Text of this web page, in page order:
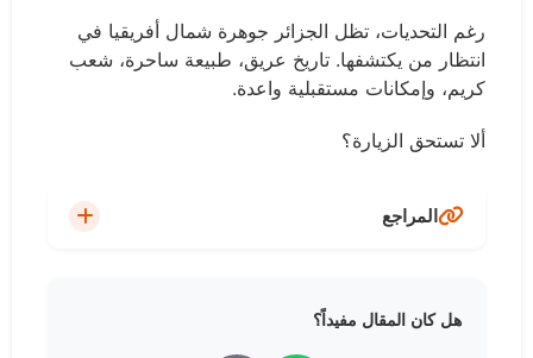
رغم التحديات، تظل الجزائر جوهرة شمال أفريقيا في
انتظار من يكتشفها. تاريخ عريق، طبيعة ساحرة، شعب
كريم، وإمكانات مستقبلية واعدة.
ألا تستحق الزيارة؟
المراجع
مواقع التراث العالمي في الجزائر
هل كان المقال مفيداً؟